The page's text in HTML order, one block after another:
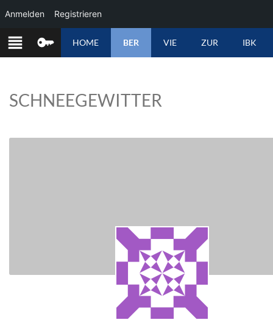
ZUM
INHALT
HOME BER VIE ZUR IBK
SCHNEEGEWITTER
Anmelden Registrieren